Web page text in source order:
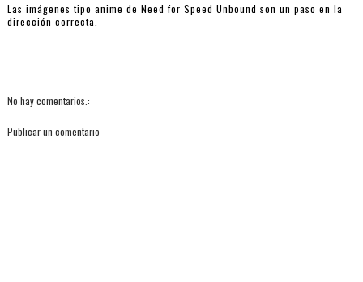
Las imágenes tipo anime de Need for Speed ​​Unbound son un paso en la
dirección correcta.
No hay comentarios.:
Publicar un comentario